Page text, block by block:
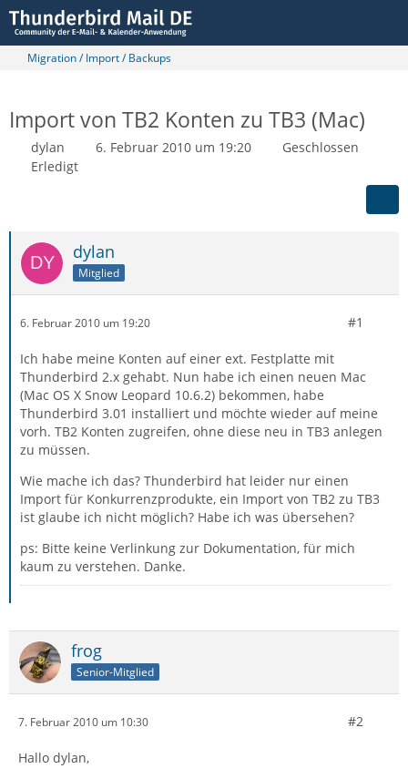
Migration / Import / Backups
Import von TB2 Konten zu TB3 (Mac)
dylan 6. Februar 2010 um 19:20
Geschlossen
Erledigt
dylan
Mitglied
6. Februar 2010 um 19:20 #1
Ich habe meine Konten auf einer ext. Festplatte mit
Thunderbird 2.x gehabt. Nun habe ich einen neuen Mac
(Mac OS X Snow Leopard 10.6.2) bekommen, habe
Thunderbird 3.01 installiert und möchte wieder auf meine
vorh. TB2 Konten zugreifen, ohne diese neu in TB3 anlegen
zu müssen.
Wie mache ich das? Thunderbird hat leider nur einen
Import für Konkurrenzprodukte, ein Import von TB2 zu TB3
ist glaube ich nicht möglich? Habe ich was übersehen?
ps: Bitte keine Verlinkung zur Dokumentation, für mich
kaum zu verstehen. Danke.
frog
Senior-Mitglied
7. Februar 2010 um 10:30 #2
Hallo dylan,